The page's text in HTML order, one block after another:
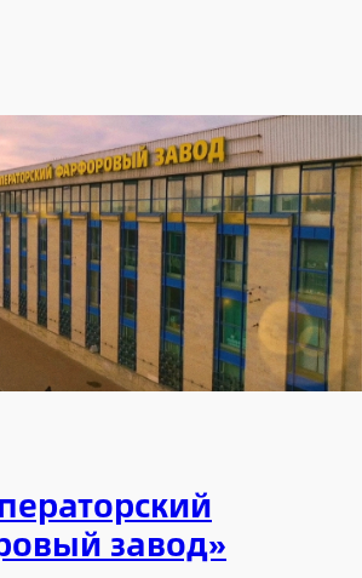
завод»